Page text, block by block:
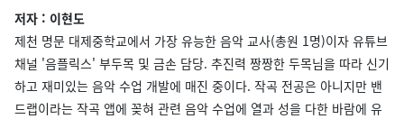
저자 : 이현도
제천 명문 대제중학교에서 가장 유능한 음악 교사(총원 1명)이자 유튜브
채널 '음플릭스' 부두목 및 금손 담당. 추진력 짱짱한 두목님을 따라 신기
하고 재미있는 음악 수업 개발에 매진 중이다. 작곡 전공은 아니지만 밴
드랩이라는 작곡 앱에 꽂혀 관련 음악 수업에 열과 성을 다한 바람에 유